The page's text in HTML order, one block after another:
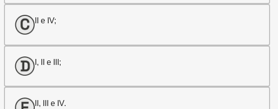
II e IV;
I, II e III;
II, III e IV.